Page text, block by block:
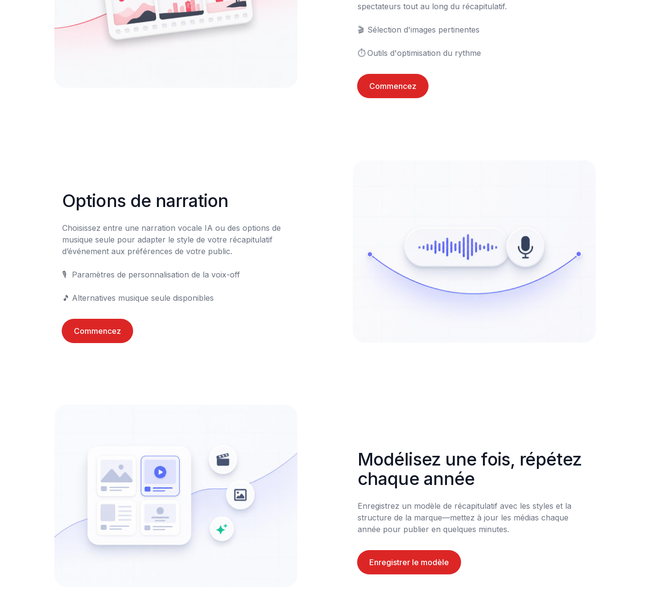
spectateurs tout au long du récapitulatif.
🎬	Sélection d'images pertinentes
⏱️	Outils d'optimisation du rythme
Commencez
Options de narration
Choisissez entre une narration vocale IA ou des options de
musique seule pour adapter le style de votre récapitulatif
d’événement aux préférences de votre public.
🎙️	Paramètres de personnalisation de la voix-off
🎵	Alternatives musique seule disponibles
Commencez
Modélisez une fois, répétez
chaque année
Enregistrez un modèle de récapitulatif avec les styles et la
structure de la marque—mettez à jour les médias chaque
année pour publier en quelques minutes.
Enregistrer le modèle